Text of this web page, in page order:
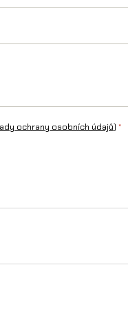
ochrany osobních údajů) *